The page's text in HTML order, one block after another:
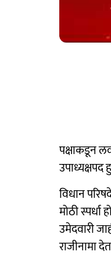
पक्षाकडून
विधान
मोठी
उमेदवारी
राजीनामा